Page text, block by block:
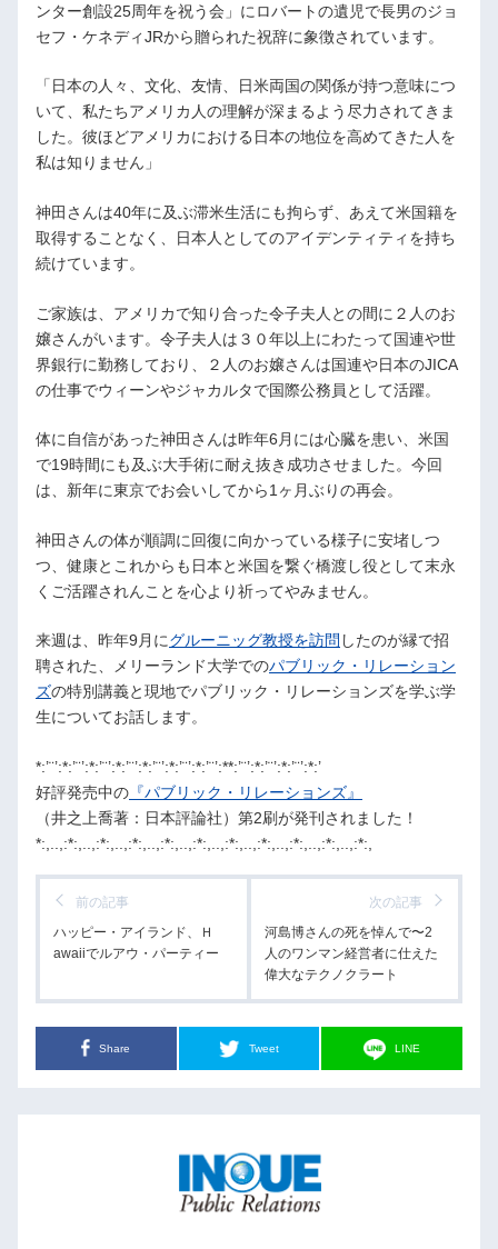
ンター創設25周年を祝う会」にロバートの遺児で長男のジョ
セフ・ケネディJRから贈られた祝辞に象徴されています。
「日本の人々、文化、友情、日米両国の関係が持つ意味につ
いて、私たちアメリカ人の理解が深まるよう尽力されてきま
した。彼ほどアメリカにおける日本の地位を高めてきた人を
私は知りません」
神田さんは40年に及ぶ滞米生活にも拘らず、あえて米国籍を
取得することなく、日本人としてのアイデンティティを持ち
続けています。
ご家族は、アメリカで知り合った令子夫人との間に２人のお
嬢さんがいます。令子夫人は３０年以上にわたって国連や世
界銀行に勤務しており、２人のお嬢さんは国連や日本のJICA
の仕事でウィーンやジャカルタで国際公務員として活躍。
体に自信があった神田さんは昨年6月には心臓を患い、米国
で19時間にも及ぶ大手術に耐え抜き成功させました。今回
は、新年に東京でお会いしてから1ヶ月ぶりの再会。
神田さんの体が順調に回復に向かっている様子に安堵しつ
つ、健康とこれからも日本と米国を繋ぐ橋渡し役として末永
くご活躍されんことを心より祈ってやみません。
来週は、昨年9月にグルーニッグ教授を訪問 したのが縁で招
聘された、メリーランド大学でのパブリック・リレーション
ズの特別講義と現地でパブリック・リレーションズを学ぶ学
生についてお話します。
*:’¨’:*:’¨’:*:’¨’:*:’¨’:*:’¨’:*:’¨’:*:’¨’:**:’¨’:*:’¨’:*:’¨’:*:’
好評発売中の 『パブリック・リレーションズ』
（井之上喬著：日本評論社）第2刷が発刊されました！
*:,..,:*:,..,:*:,..,:*:,..,:*:,..,:*:,..,:*:,..,:*:,..,:*:,..,:*:,..,:*:,
前の記事
ハッピー・アイランド、Ｈ
awaiiでルアウ・パーティー
次の記事
河島博さんの死を悼んで〜2
人のワンマン経営者に仕えた
偉大なテクノクラート
Share Tweet LINE